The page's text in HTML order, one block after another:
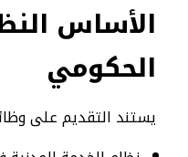
الأساس
الحكومي
يستند التقديم على